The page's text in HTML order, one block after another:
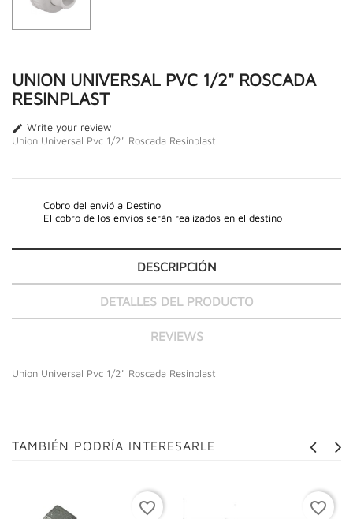
UNION UNIVERSAL PVC 1/2" ROSCADA
RESINPLAST
 Write your review
Union Universal Pvc 1/2" Roscada Resinplast
Cobro del envió a Destino
El cobro de los envíos serán realizados en el destino
DESCRIPCIÓN
DETALLES DEL PRODUCTO
REVIEWS
Union Universal Pvc 1/2" Roscada Resinplast
TAMBIÉN PODRÍA INTERESARLE
favorite_border favorite_border